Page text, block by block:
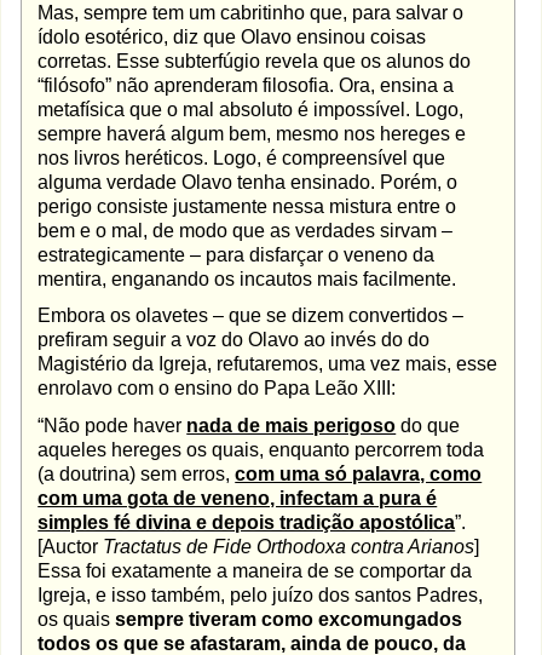
Mas, sempre tem um cabritinho que, para salvar o
ídolo esotérico, diz que Olavo ensinou coisas
corretas. Esse subterfúgio revela que os alunos do
“filósofo” não aprenderam filosofia. Ora, ensina a
metafísica que o mal absoluto é impossível. Logo,
sempre haverá algum bem, mesmo nos hereges e
nos livros heréticos. Logo, é compreensível que
alguma verdade Olavo tenha ensinado. Porém, o
perigo consiste justamente nessa mistura entre o
bem e o mal, de modo que as verdades sirvam –
estrategicamente – para disfarçar o veneno da
mentira, enganando os incautos mais facilmente.
Embora os olavetes – que se dizem convertidos –
prefiram seguir a voz do Olavo ao invés do do
Magistério da Igreja, refutaremos, uma vez mais, esse
enrolavo com o ensino do Papa Leão XIII:
“Não pode haver nada de mais perigoso do que
aqueles hereges os quais, enquanto percorrem toda
(a doutrina) sem erros,com uma só palavra, como
com uma gota de veneno, infectam a pura é
simples fé divina e depois tradição apostólica”.
[Auctor Tractatus de Fide Orthodoxa contra Arianos]
Essa foi exatamente a maneira de se comportar da
Igreja, e isso também, pelo juízo dos santos Padres,
os quaissempre tiveram como excomungados
todos os que se afastaram, ainda de pouco, da